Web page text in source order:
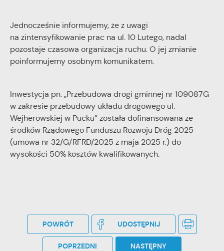
Jednocześnie informujemy, że z uwagi
na zintensyfikowanie prac na ul. 10 Lutego, nadal
pozostaje czasowa organizacja ruchu. O jej zmianie
poinformujemy osobnym komunikatem.
Inwestycja pn. „Przebudowa drogi gminnej nr 109087G
w zakresie przebudowy układu drogowego ul.
Wejherowskiej w Pucku” została dofinansowana ze
środków Rządowego Funduszu Rozwoju Dróg 2025
(umowa nr 32/G/RFRD/2025 z maja 2025 r.) do
wysokości 50% kosztów kwalifikowanych.
POWRÓT UDOSTĘPNIJ
POPRZEDNI NASTĘPNY